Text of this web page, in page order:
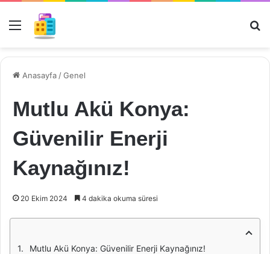
Menü
Anasayfa /Genel
Mutlu Akü Konya:
Güvenilir Enerji
Kaynağınız!
20 Ekim 2024 4 dakika okuma süresi
Mutlu Akü Konya: Güvenilir Enerji Kaynağınız!